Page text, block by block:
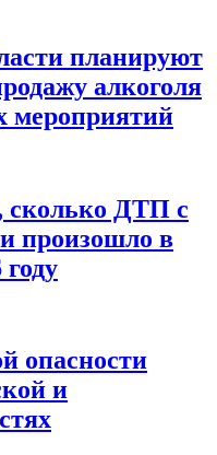
планируют
алкоголя
мероприятий
сколько ДТП с
произошло в
опасности
и